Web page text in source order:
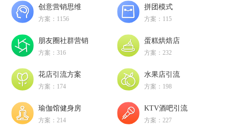
创意营销思维
方案：1156
拼团模式
方案：115
朋友圈社群营销
方案：316
蛋糕烘焙店
方案：232
花店引流方案
方案：174
水果店引流
方案：198
瑜伽馆健身房
方案：214
KTV酒吧引流
方案：227